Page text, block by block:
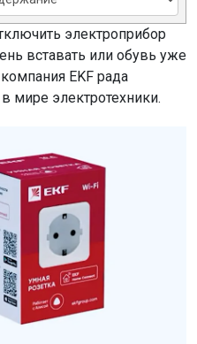
электроприбор
вставать или обувь уже
EKF рада
мире электротехники.